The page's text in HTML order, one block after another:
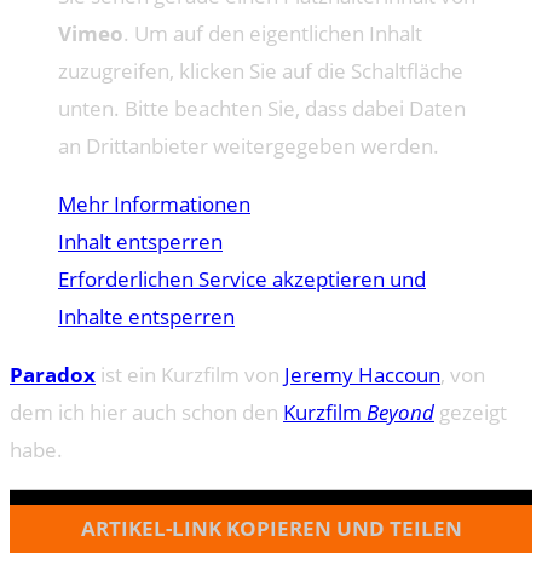
Vimeo. Um auf den eigentlichen Inhalt
zuzugreifen, klicken Sie auf die Schaltfläche
unten. Bitte beachten Sie, dass dabei Daten
an Drittanbieter weitergegeben werden.
Mehr Informationen
Inhalt entsperren
Erforderlichen Service akzeptieren und
Inhalte entsperren
Paradox ist ein Kurzfilm von Jeremy Haccoun, von
dem ich hier auch schon den Kurzfilm Beyond gezeigt
habe.
ARTIKEL-LINK KOPIEREN UND TEILEN